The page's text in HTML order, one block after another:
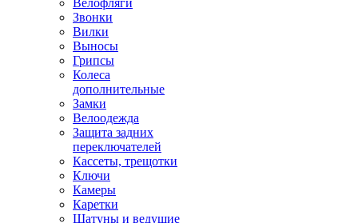
Велофляги
Звонки
Вилки
Выносы
Грипсы
Колеса
дополнительные
Замки
Велоодежда
Защита задних
переключателей
Кассеты, трещотки
Ключи
Камеры
Каретки
Шатуны и ведущие